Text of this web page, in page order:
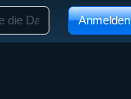
Anmelden